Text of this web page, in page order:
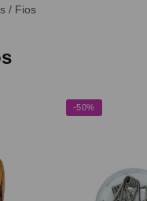
/ Fios
-50%